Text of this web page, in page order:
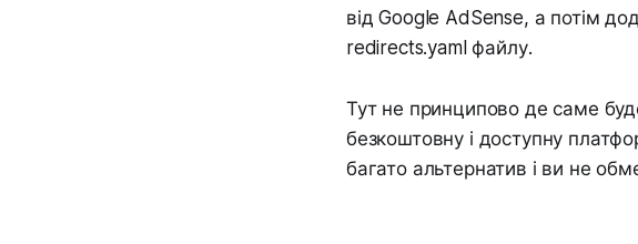
від Google AdSense, а потім
redirects.yaml файлу.
Тут не принципово де саме
безкоштовну і доступну
багато альтернатив і ви не